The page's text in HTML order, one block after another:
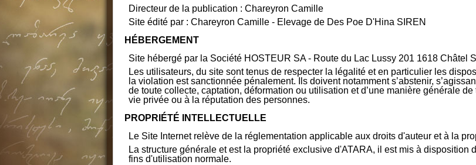
Directeur de la publication : Chareyron Camille
Site édité par : Chareyron Camille - Elevage de Des Poe D'Hina SIREN
HÉBERGEMENT
Site hébergé par la Société HOSTEUR SA - Route du Lac Lussy 201 1618 Châtel
Les utilisateurs, du site sont tenus de respecter la légalité et en particulier les
la violation est sanctionnée pénalement. Ils doivent notamment s’abstenir,
de toute collecte, captation, déformation ou utilisation et d’une manière générale
vie privée ou à la réputation des personnes.
PROPRIÉTÉ INTELLECTUELLE
Le Site Internet relève de la réglementation applicable aux droits d'auteur et à la
La structure générale et est la propriété exclusive d'ATARA, il est mis à
fins d'utilisation normale.